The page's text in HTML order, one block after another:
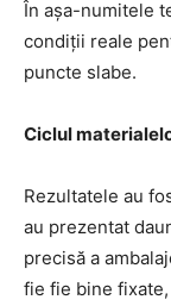
În așa-numitele
condiții reale
puncte slabe.
Ciclul
Rezultatele au
au prezentat
precisă a
fie fie bine